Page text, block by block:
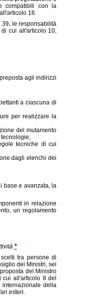
compatibili con la
16.
le responsabilità
cui all'articolo 10,
agli indirizzi
a ciascuna di
per realizzare la
del mutamento
tecniche di cui
dagli elenchi dei
base e avanzata, la
in relazione
un regolamento
*
tra persone di
dei Ministri, sei
del Ministro
all'articolo 8 del
della
esteri.